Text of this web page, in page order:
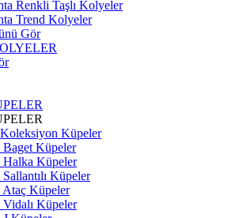
Renkli Taşlı Kolyeler
Trend Kolyeler
Gör
Küpeler
Baget Küpeler
Halka Küpeler
Sallantılı Küpeler
Ataç Küpeler
Vidalı Küpeler